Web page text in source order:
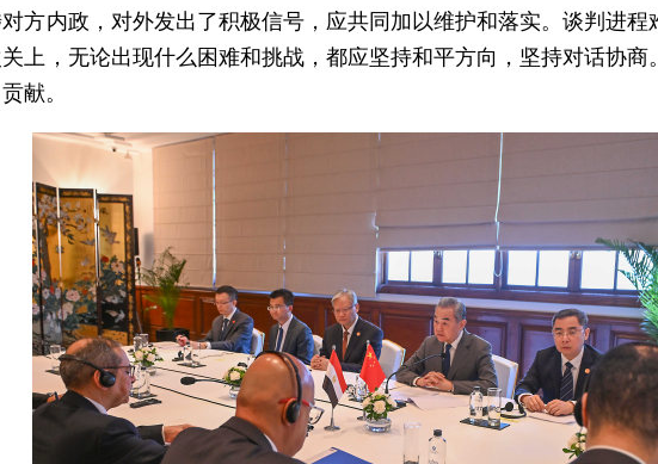
方内政，对外发出了积极信号，应共同加以维护和落实。谈判进
上，无论出现什么困难和挑战，都应坚持和平方向，坚持对话协
献。